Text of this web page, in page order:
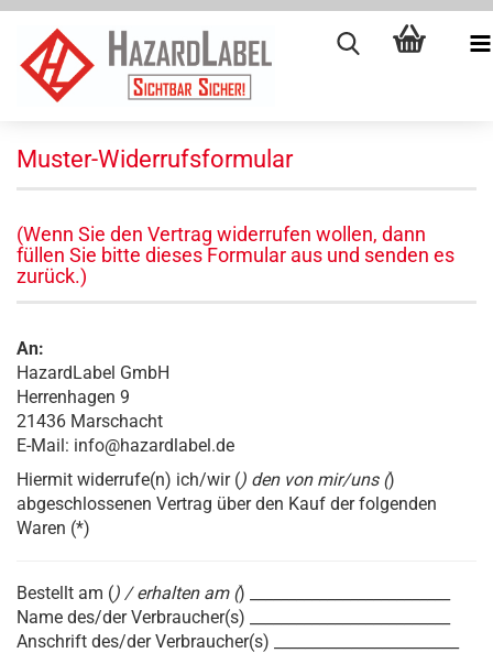
Muster-Widerrufsformular
(Wenn Sie den Vertrag widerrufen wollen, dann
füllen Sie bitte dieses Formular aus und senden es
zurück.)
An:
HazardLabel GmbH
Herrenhagen 9
21436 Marschacht
E-Mail: info@hazardlabel.de
Hiermit widerrufe(n) ich/wir () den von mir/uns ()
abgeschlossenen Vertrag über den Kauf der folgenden
Waren (*)
Bestellt am () / erhalten am () __________________________
Name des/der Verbraucher(s) __________________________
Anschrift des/der Verbraucher(s) ________________________